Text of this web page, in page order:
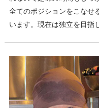
全てのポジションをこなせ
います。現在は独立を目指